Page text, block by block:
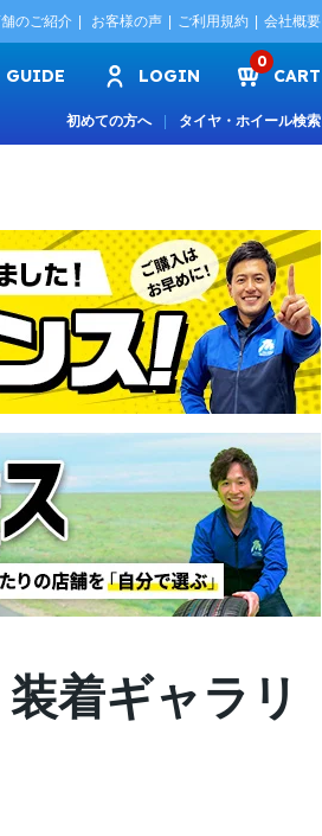
のご紹介 お客様の声 ご利用規約 会社概要
GUIDE LOGIN
0
CART
初めての方へ タイヤ・ホイール検索
着ギャラリ